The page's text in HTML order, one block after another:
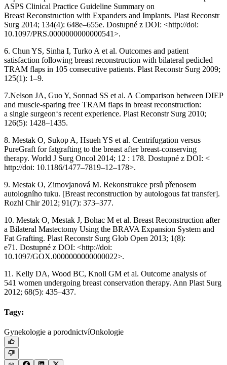
ASPS Clinical Practice Guideline Summary on
Breast Reconstruction with Expanders and Implants. Plast Reconstr
Surg 2014; 134(4): 648e–655e. Dostupné z DOI: <http://doi:
10.1097/PRS.0000000000000541>.
6. Chun YS, Sinha I, Turko A et al. Outcomes and patient
satisfaction following breast reconstruction with bilateral pedicled
TRAM flaps in 105 consecutive patients. Plast Reconstr Surg 2009;
125(1): 1–9.
7.Nelson JA, Guo Y, Sonnad SS et al. A Comparison between DIEP
and muscle-sparing free TRAM flaps in breast reconstruction:
a single surgeon‘s recent experience. Plast Reconstr Surg 2010;
126(5): 1428–1435.
8. Mestak O, Sukop A, Hsueh YS et al. Centrifugation versus
PureGraft for fatgrafting to the breast after breast-conserving
therapy. World J Surg Oncol 2014; 12 : 178. Dostupné z DOI: <
http://doi: 10.1186/1477–7819–12–178>.
9. Mestak O, Zimovjanová M. Rekonstrukce prsů přenosem
autologního tuku. [Breast reconstruction by autologous fat transfer].
Rozhl Chir 2012; 91(7): 373–377.
10. Mestak O, Mestak J, Bohac M et al. Breast Reconstruction after
a Bilateral Mastectomy Using the BRAVA Expansion System and
Fat Grafting. Plast Reconstr Surg Glob Open 2013; 1(8):
e71. Dostupné z DOI: <http://doi:
10.1097/GOX.0000000000000022>.
11. Kelly DA, Wood BC, Knoll GM et al. Outcome analysis of
541 women undergoing breast conservation therapy. Ann Plast Surg
2012; 68(5): 435–437.
Tagy:
Gynekologie a porodnictvíOnkologie